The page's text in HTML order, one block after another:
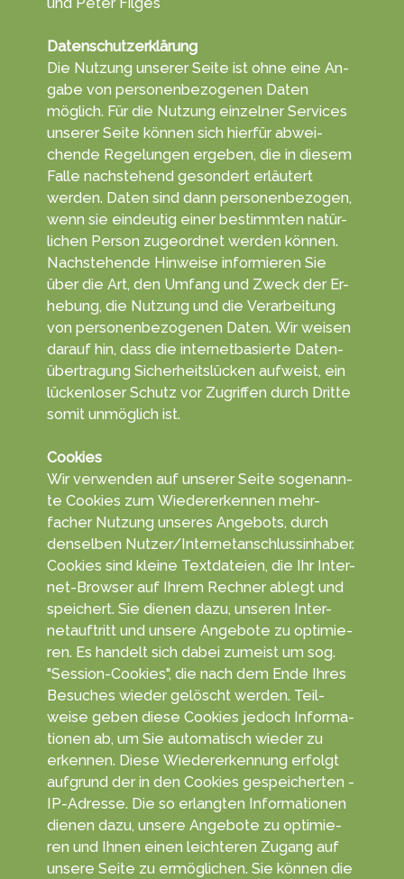
Datenschutzerklärung
Die Nutzung unserer Seite ist ohne eine An­
gabe von per­sonen­be­zoge­nen Daten
möglich. Für die Nut­zung einzelner Ser­vices
unserer Seite können sich hierfür ab­wei­
chen­de Re­ge­lun­gen erge­ben, die in diesem
Falle nachs­tehend ge­son­dert erläu­tert
werden. Daten sind dann personen­bezogen,
wenn sie ein­deutig einer be­stimm­ten na­tür­
lichen Per­son zu­geord­net wer­den können.
Nach­stehende Hin­weise in­for­mieren Sie
über die Art, den Um­fang und Zweck der Er­
he­bung, die Nut­zung und die Ver­arbeitung
von personen­bezogenen Da­ten. Wir weisen
darauf hin, dass die in­ternet­ba­sierte Daten­
über­tragung Sicherheits­lücken aufweist, ein
lücken­loser Schutz vor Zu­grif­fen durch Dritte
somit un­mög­lich ist.
Cookies
Wir ver­wen­den auf unserer Seite so­genann­
te Coo­kies zum Wieder­erken­nen mehr­
facher Nut­zung un­seres An­gebots, durch
den­selben Nutzer/Inter­netan­schluss­in­haber.
Cookies sind kleine Text­da­teien, die Ihr Inter­
net-Browser auf Ihrem Rech­ner ablegt und
spei­chert. Sie die­nen dazu, unseren Inter­
netauf­tritt und unsere An­gebo­te zu opti­mie­
ren. Es han­delt sich da­bei zu­meist um sog.
"Session-Cookies", die nach dem Ende Ihres
Be­suches wie­der ge­löscht wer­den. Teil­
weise geben diese Coo­kies jedoch In­forma­
tionen ab, um Sie auto­matisch wieder zu
erkennen. Diese Wieder­erken­nung er­folgt
auf­grund der in den Cookies ge­speicher­ten ­
IP-Adresse. Die so er­langten Infor­matio­nen
die­nen da­zu, unsere An­gebo­te zu opti­mie­
ren und Ihnen einen leich­teren Zu­gang auf
unsere Sei­te zu ermög­lichen. Sie kön­nen die